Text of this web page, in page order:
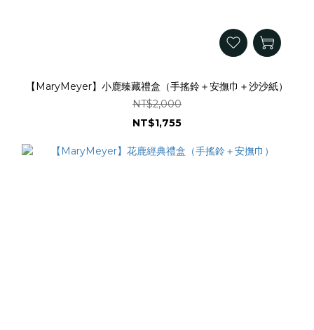
【MaryMeyer】小鹿臻藏禮盒（手搖鈴＋安撫巾＋沙沙紙）
NT$2,000
NT$1,755